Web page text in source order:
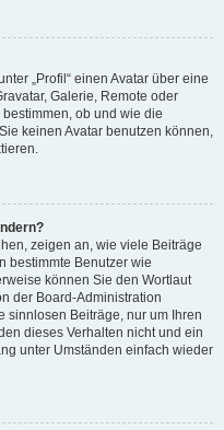
„Profil“ einen Avatar über eine
Galerie, Remote oder
ob und wie die
keinen Avatar benutzen können,
zeigen an, wie viele Beiträge
bestimmte Benutzer wie
können Sie den Wortlaut
der Board-Administration
sinnlosen Beiträge, nur um Ihren
dieses Verhalten nicht und ein
unter Umständen einfach wieder